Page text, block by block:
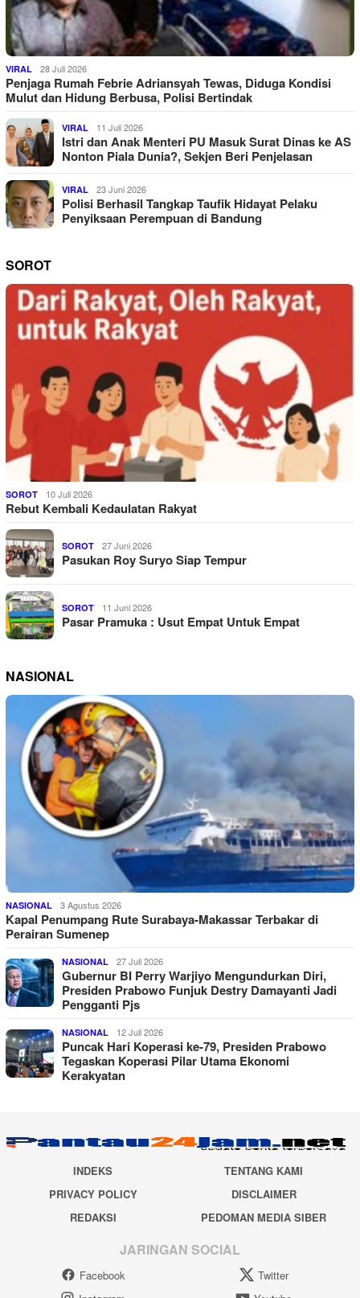
VIRAL 28 Juli 2026
Penjaga Rumah Febrie Adriansyah Tewas, Diduga Kondisi
Mulut dan Hidung Berbusa, Polisi Bertindak
VIRAL 11 Juli 2026
Istri dan Anak Menteri PU Masuk Surat Dinas ke AS
Nonton Piala Dunia?, Sekjen Beri Penjelasan
VIRAL 23 Juni 2026
Polisi Berhasil Tangkap Taufik Hidayat Pelaku
Penyiksaan Perempuan di Bandung
SOROT
SOROT 10 Juli 2026
Rebut Kembali Kedaulatan Rakyat
SOROT 27 Juni 2026
Pasukan Roy Suryo Siap Tempur
SOROT 11 Juni 2026
Pasar Pramuka : Usut Empat Untuk Empat
NASIONAL
NASIONAL 3 Agustus 2026
Kapal Penumpang Rute Surabaya-Makassar Terbakar di
Perairan Sumenep
NASIONAL 27 Juli 2026
Gubernur BI Perry Warjiyo Mengundurkan Diri,
Presiden Prabowo Funjuk Destry Damayanti Jadi
Pengganti Pjs
NASIONAL 12 Juli 2026
Puncak Hari Koperasi ke-79, Presiden Prabowo
Tegaskan Koperasi Pilar Utama Ekonomi
Kerakyatan
INDEKS
TENTANG KAMI
PRIVACY POLICY
DISCLAIMER
REDAKSI
PEDOMAN MEDIA SIBER
JARINGAN SOCIAL
Facebook
Twitter